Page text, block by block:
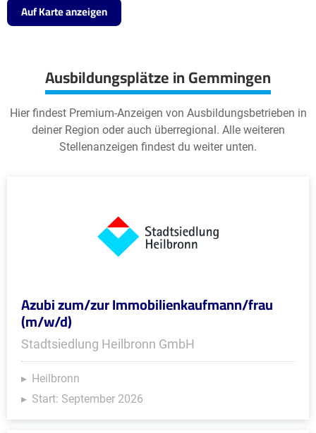
Auf Karte anzeigen
Ausbildungsplätze in Gemmingen
Hier findest Premium-Anzeigen von Ausbildungsbetrieben in
deiner Region oder auch überregional. Alle weiteren
Stellenanzeigen findest du weiter unten.
Azubi zum/zur Immobilienkaufmann/frau
(m/w/d)
Stadtsiedlung Heilbronn GmbH
Heilbronn
Start: September 2026